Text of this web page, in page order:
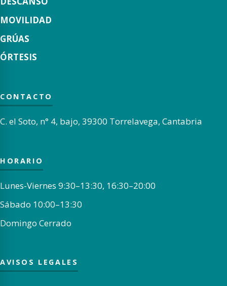
MOVILIDAD
GRÚAS
ÓRTESIS
CONTACTO
C. el Soto, n° 4, bajo, 39300 Torrelavega, Cantabria
HORARIO
Lunes-Viernes 9:30–13:30, 16:30–20:00
Sábado 10:00–13:30
Domingo Cerrado
AVISOS LEGALES